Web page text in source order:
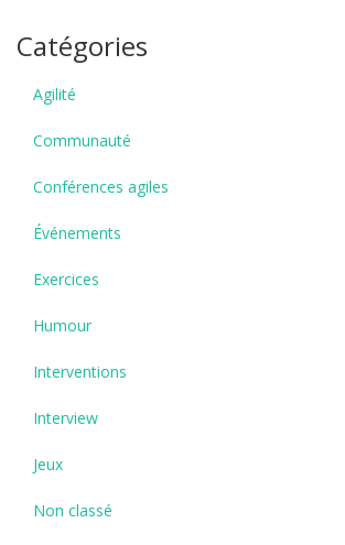
Catégories
Agilité
Communauté
Conférences agiles
Événements
Exercices
Humour
Interventions
Interview
Jeux
Non classé